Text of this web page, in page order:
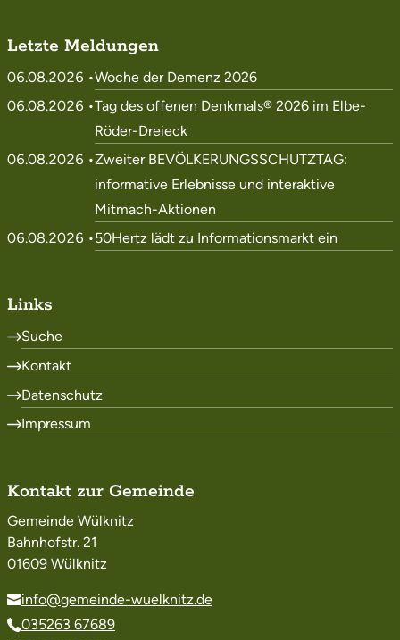
Letzte Meldungen
06.08.2026 •Woche der Demenz 2026
06.08.2026 •Tag des offenen Denkmals® 2026 im Elbe-
Röder-Dreieck
06.08.2026 •Zweiter BEVÖLKERUNGSSCHUTZTAG:
informative Erlebnisse und interaktive
Mitmach-Aktionen
06.08.2026 •50Hertz lädt zu Informationsmarkt ein
Links
Suche
Kontakt
Datenschutz
Impressum
Kontakt zur Gemeinde
Gemeinde Wülknitz
Bahnhofstr. 21
01609 Wülknitz
info@gemeinde-wuelknitz.de
035263 67689